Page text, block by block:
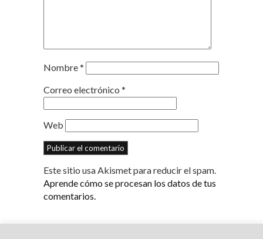
Nombre*
Correo electrónico *
Web
Este sitio usa Akismet para reducir el spam.
Aprende cómo se procesan los datos de tus
comentarios.